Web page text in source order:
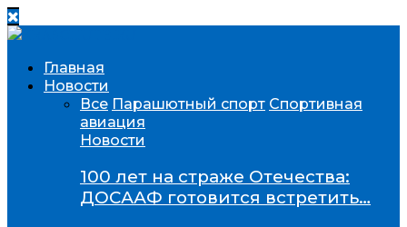
Главная
Новости
Все Парашютный спорт Спортивная
авиация
Новости
100 лет на страже Отечества:
ДОСААФ готовится встретить…